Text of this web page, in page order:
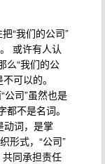
“我们的公司”
或许有人认
么“我们的公
可以的。
公司”虽然也是
都不是名词。
动词，是掌
形式，“公司”
同承担责任